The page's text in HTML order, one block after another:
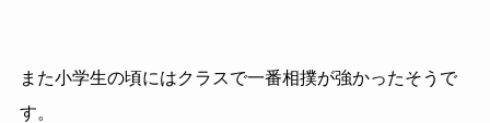
また小学生の頃にはクラスで一番相撲が強かったそうで
す。